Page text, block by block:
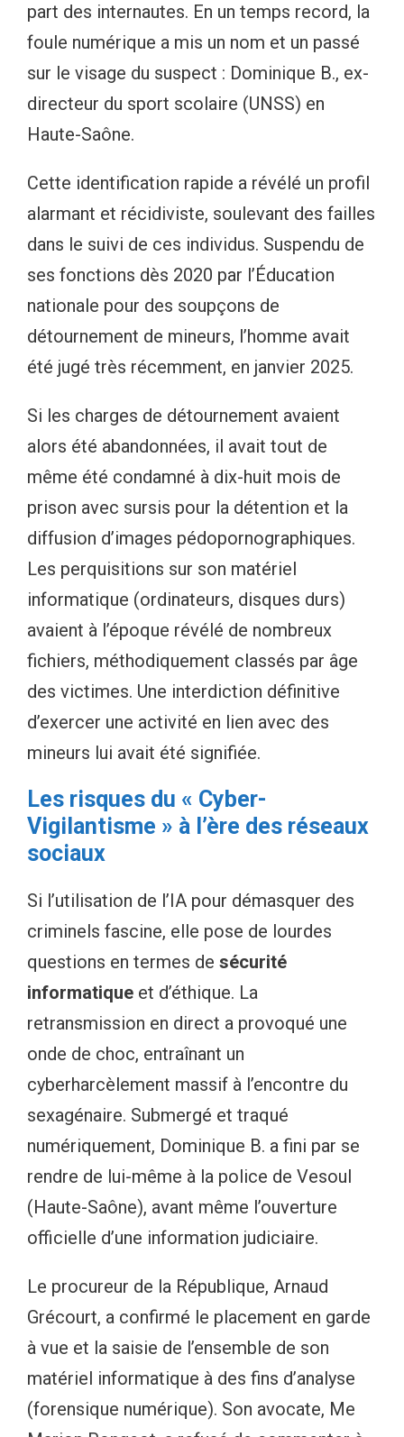
part des internautes. En un temps record, la
foule numérique a mis un nom et un passé
sur le visage du suspect : Dominique B., ex-
directeur du sport scolaire (UNSS) en
Haute-Saône.
Cette identification rapide a révélé un profil
alarmant et récidiviste, soulevant des failles
dans le suivi de ces individus. Suspendu de
ses fonctions dès 2020 par l’Éducation
nationale pour des soupçons de
détournement de mineurs, l’homme avait
été jugé très récemment, en janvier 2025.
Si les charges de détournement avaient
alors été abandonnées, il avait tout de
même été condamné à dix-huit mois de
prison avec sursis pour la détention et la
diffusion d’images pédopornographiques.
Les perquisitions sur son matériel
informatique (ordinateurs, disques durs)
avaient à l’époque révélé de nombreux
fichiers, méthodiquement classés par âge
des victimes. Une interdiction définitive
d’exercer une activité en lien avec des
mineurs lui avait été signifiée.
Les risques du « Cyber-
Vigilantisme » à l’ère des réseaux
sociaux
Si l’utilisation de l’IA pour démasquer des
criminels fascine, elle pose de lourdes
questions en termes de sécurité
informatique et d’éthique. La
retransmission en direct a provoqué une
onde de choc, entraînant un
cyberharcèlement massif à l’encontre du
sexagénaire. Submergé et traqué
numériquement, Dominique B. a fini par se
rendre de lui-même à la police de Vesoul
(Haute-Saône), avant même l’ouverture
officielle d’une information judiciaire.
Le procureur de la République, Arnaud
Grécourt, a confirmé le placement en garde
à vue et la saisie de l’ensemble de son
matériel informatique à des fins d’analyse
(forensique numérique). Son avocate, Me